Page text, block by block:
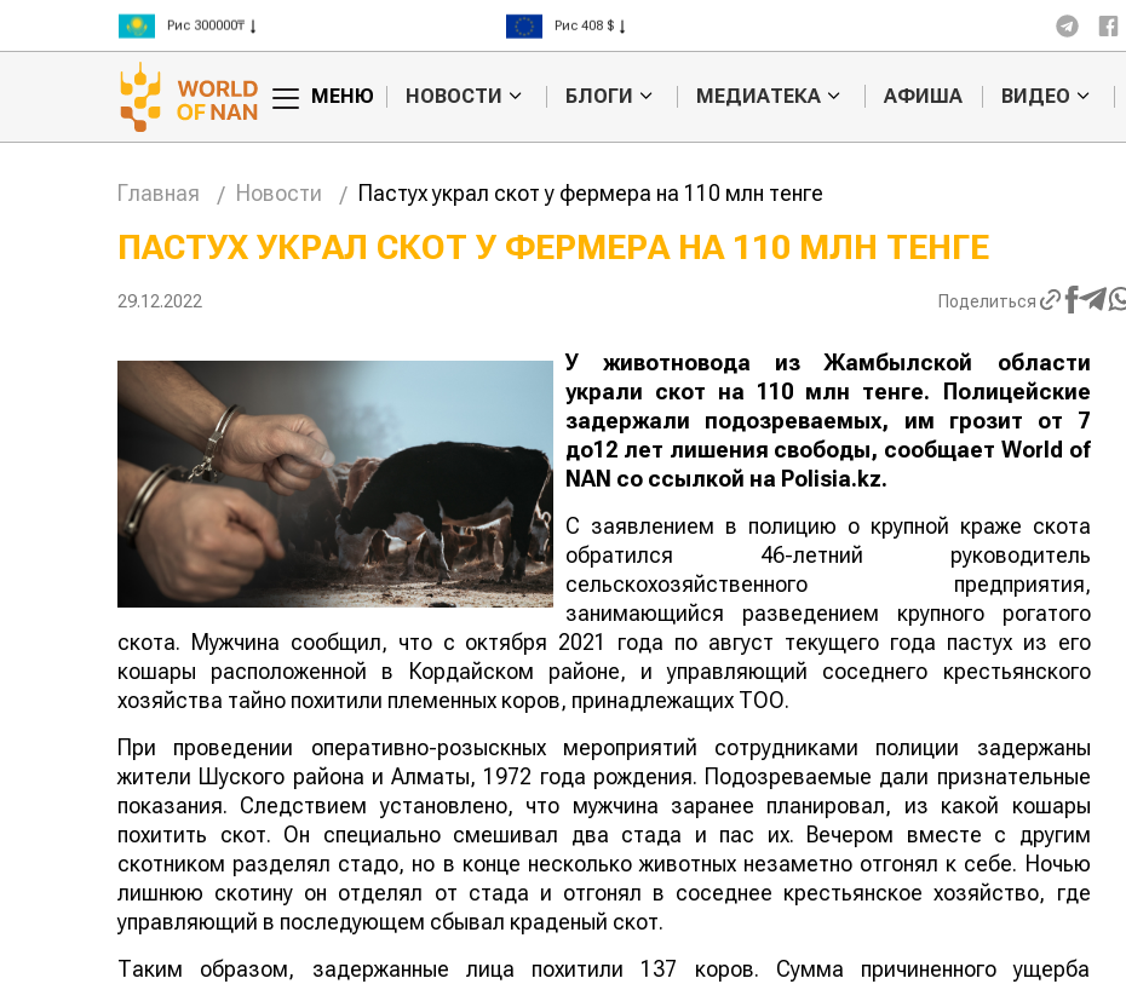
Рис 300000₸
Пшеница 3 класс 125000₸
Рис 408 $
Пшеница 423 $
МЕНЮ НОВОСТИ БЛОГИ МЕДИАТЕКА АФИША ВИДЕО
Главная Новости Пастух украл скот у фермера на 110 млн тенге
ПАСТУХ УКРАЛ СКОТ У ФЕРМЕРА НА 110 МЛН ТЕНГЕ
29.12.2022 Поделиться
У животновода из Жамбылской области
украли скот на 110 млн тенге. Полицейские
задержали подозреваемых, им грозит от 7
до12 лет лишения свободы, сообщает World of
NAN со ссылкой на Polisia.kz.
С заявлением в полицию о крупной краже скота
обратился 46-летний руководитель
сельскохозяйственного предприятия,
занимающийся разведением крупного рогатого
скота. Мужчина сообщил, что с октября 2021 года по август текущего года пастух из его
кошары расположенной в Кордайском районе, и управляющий соседнего крестьянского
хозяйства тайно похитили племенных коров, принадлежащих ТОО.
При проведении оперативно-розыскных мероприятий сотрудниками полиции задержаны
жители Шуского района и Алматы, 1972 года рождения. Подозреваемые дали признательные
показания. Следствием установлено, что мужчина заранее планировал, из какой кошары
похитить скот. Он специально смешивал два стада и пас их. Вечером вместе с другим
скотником разделял стадо, но в конце несколько животных незаметно отгонял к себе. Ночью
лишнюю скотину он отделял от стада и отгонял в соседнее крестьянское хозяйство, где
управляющий в последующем сбывал краденый скот.
Таким образом, задержанные лица похитили 137 коров. Сумма причиненного ущерба
Ученые нашли
способ повысить
мясного скота